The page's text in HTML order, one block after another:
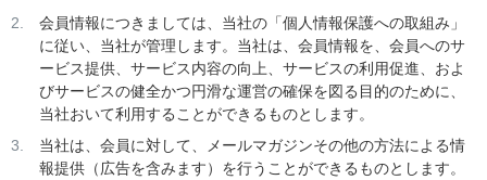
会員情報につきましては、当社の「個人情報保護への取組み」
に従い、当社が管理します。当社は、会員情報を、会員へのサ
ービス提供、サービス内容の向上、サービスの利用促進、およ
びサービスの健全かつ円滑な運営の確保を図る目的のために、
当社おいて利用することができるものとします。
当社は、会員に対して、メールマガジンその他の方法による情
報提供（広告を含みます）を行うことができるものとします。